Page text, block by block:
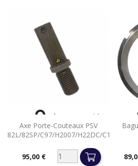
Axe Porte-Couteaux PSV
82L/82SP/C97/H2007/H22DC/C10/
Prix95,00 €
 Aperçu rapide
Prix